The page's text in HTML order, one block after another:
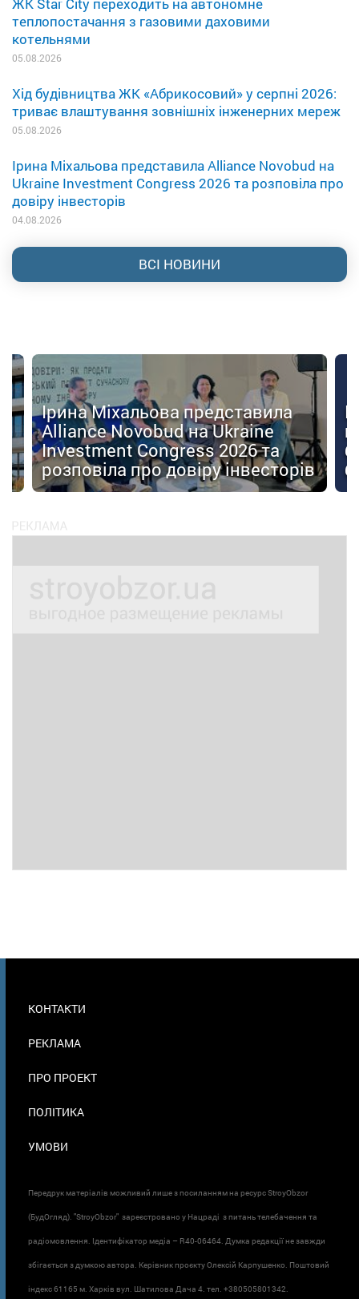
теплопостачання з газовими даховими
котельнями
05.08.2026
Хід будівництва ЖК «Абрикосовий» у серпні 2026:
триває влаштування зовнішніх інженерних мереж
05.08.2026
Ірина Міхальова представила Alliance Novobud на
Ukraine Investment Congress 2026 та розповіла про
довіру інвесторів
04.08.2026
ВСІ НОВИНИ
Ірина Міхальова представила
Alliance Novobud на Ukraine
Investment Congress 2026 та
розповіла про довіру інвесторів
В
КОНТАКТИ
РЕКЛАМА
ПРО ПРОЕКТ
ПОЛІТИКА
УМОВИ
Передрук матеріалів можливий лише з посиланням на ресурс StroyObzor
(БудОгляд). "StroyObzor" зареєстровано у Нацраді з питань телебачення та
радіомовлення. Ідентифікатор медіа – R40-06464. Думка редакції не завжди
збігається з думкою автора. Керівник проєкту Олексій Карпушенко. Поштовий
індекс 61165 м. Харків вул. Шатилова Дача 4. тел. +380505801342.